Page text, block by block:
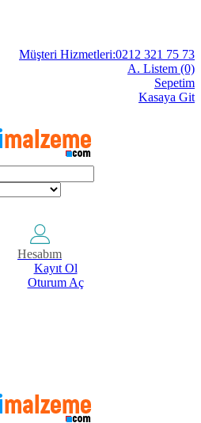
Müşteri Hizmetleri:0212 321 75 73
A. Listem (0)
Sepetim
Kasaya Git
Hesabım
Kayıt Ol
Oturum Aç